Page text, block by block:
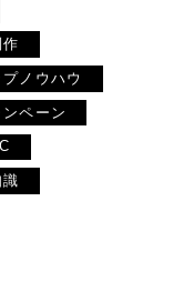
ノウハウ
ペーン